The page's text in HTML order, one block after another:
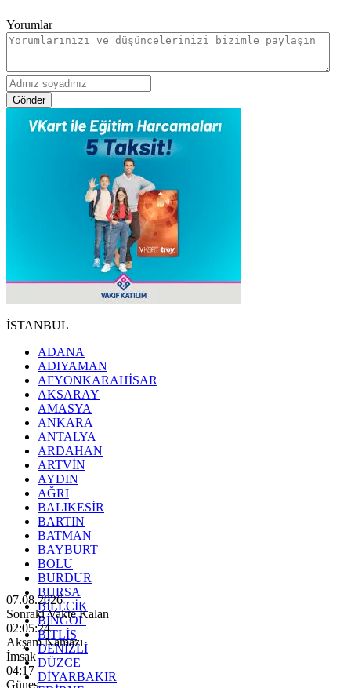
Yorumlar
Gönder
İSTANBUL
ADANA
ADIYAMAN
AFYONKARAHİSAR
AKSARAY
AMASYA
ANKARA
ANTALYA
ARDAHAN
ARTVİN
AYDIN
AĞRI
BALIKESİR
BARTIN
BATMAN
BAYBURT
BOLU
BURDUR
BURSA
BİLECİK
BİNGÖL
BİTLİS
DENİZLİ
DÜZCE
DİYARBAKIR
07.08.2026
Sonraki Vakte Kalan
02:05:22
Akşam Namazı
İmsak
04:17
Güneş